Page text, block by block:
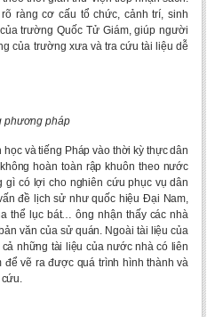
ràng cơ cấu tổ chức, cảnh trí, sinh
trường Quốc Tử Giám, giúp người
của trường xưa và tra cứu tài liệu dễ
phương pháp
học và tiếng Pháp vào thời kỳ thực dân
hoàn toàn rập khuôn theo nước
gì có lợi cho nghiên cứu phục vụ dân
đề lịch sử như quốc hiệu Đại Nam,
thể lục bát… ông nhận thấy các nhà
văn của sử quán. Ngoài tài liệu của
những tài liệu của nước nhà có liên
vẽ ra được quá trình hình thành và